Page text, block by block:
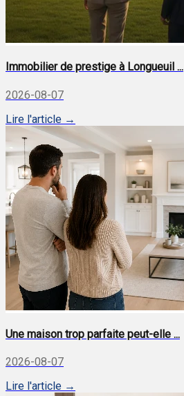
Immobilier de prestige à Longueuil ...
2026-08-07
Lire l'article →
Une maison trop parfaite peut-elle ...
2026-08-07
Lire l'article →